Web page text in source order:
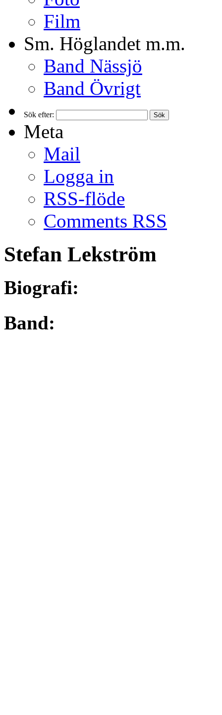
Film
Sm. Höglandet m.m.
Band Nässjö
Band Övrigt
Sök efter:
Meta
Mail
Logga in
RSS-flöde
Comments RSS
Stefan Lekström
Biografi:
Band: